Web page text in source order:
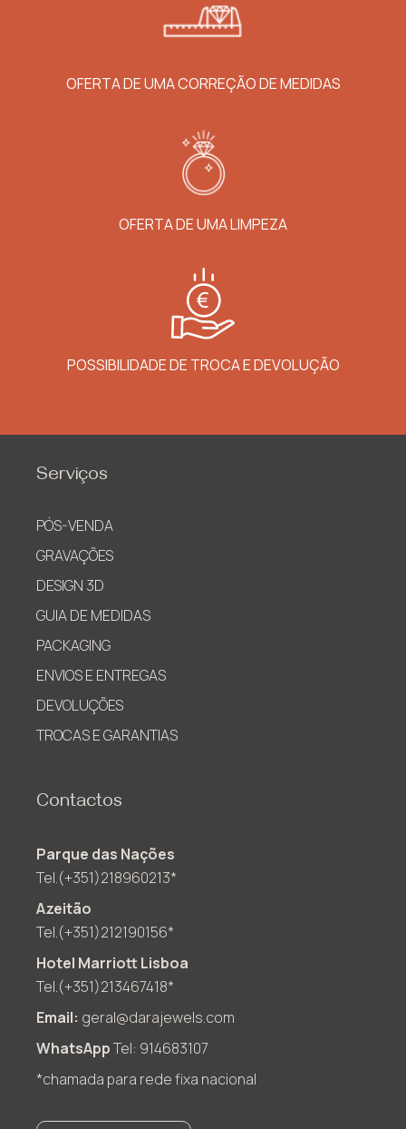
OFERTA DE UMA CORREÇÃO DE MEDIDAS
OFERTA DE UMA LIMPEZA
POSSIBILIDADE DE TROCA E DEVOLUÇÃO
Serviços
PÓS-VENDA
GRAVAÇÕES
DESIGN 3D
GUIA DE MEDIDAS
PACKAGING
ENVIOS E ENTREGAS
DEVOLUÇÕES
TROCAS E GARANTIAS
Contactos
Parque das Nações
Tel.(+351)218960213*
Azeitão
Tel.(+351)212190156*
Hotel Marriott Lisboa
Tel.(+351)213467418*
Email: geral@darajewels.com
WhatsAppTel: 914683107
*chamada para rede fixa nacional